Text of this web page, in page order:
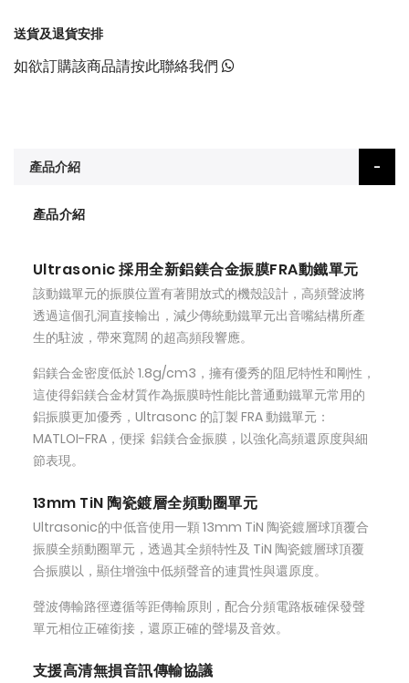
送貨及退貨安排
如欲訂購該商品請按此聯絡我們
產品介紹
產品介紹
Ultrasonic 採用全新鋁鎂合金振膜FRA動鐵單元
該動鐵單元的振膜位置有著開放式的機殼設計，高頻聲波將
透過這個孔洞直接輸出，減少傳統動鐵單元出音嘴結構所產
生的駐波，帶來寬闊 的超高頻段響應。
鋁鎂合金密度低於 1.8g/cm3，擁有優秀的阻尼特性和剛性，
這使得鋁鎂合金材質作為振膜時性能比普通動鐵單元常用的
鋁振膜更加優秀，Ultrasonc 的訂製 FRA 動鐵單元：
MATLOI-FRA，便採 鋁鎂合金振膜，以強化高頻還原度與細
節表現。
13mm TiN 陶瓷鍍層全頻動圈單元
Ultrasonic的中低音使用一顆 13mm TiN 陶瓷鍍層球頂覆合
振膜全頻動圈單元，透過其全頻特性及 TiN 陶瓷鍍層球頂覆
合振膜以，顯住增強中低頻聲音的連貫性與還原度。
聲波傳輸路徑遵循等距傳輸原則，配合分頻電路板確保發聲
單元相位正確銜接，還原正確的聲場及音效。
支援高清無損音訊傳輸協議